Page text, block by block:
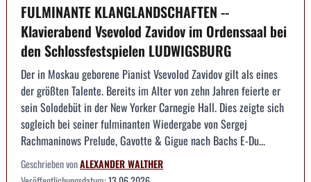
FULMINANTE KLANGLANDSCHAFTEN --
Klavierabend Vsevolod Zavidov im Ordenssaal bei
den Schlossfestspielen LUDWIGSBURG
Der in Moskau geborene Pianist Vsevolod Zavidov gilt als eines
der größten Talente. Bereits im Alter von zehn Jahren feierte er
sein Solodebüt in der New Yorker Carnegie Hall. Dies zeigte sich
sogleich bei seiner fulminanten Wiedergabe von Sergej
Rachmaninows Prelude, Gavotte & Gigue nach Bachs E-Du...
Geschrieben vonALEXANDER WALTHER